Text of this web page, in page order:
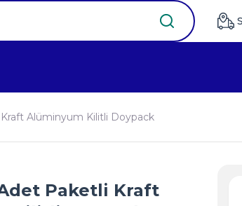
Alüminyum Kilitli Doypack
Paketli Kraft